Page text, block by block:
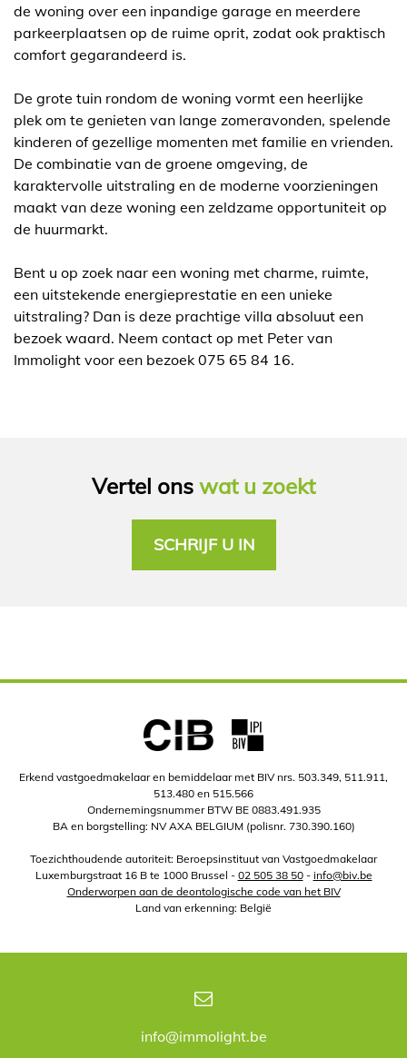
de woning over een inpandige garage en meerdere
parkeerplaatsen op de ruime oprit, zodat ook praktisch
comfort gegarandeerd is.
De grote tuin rondom de woning vormt een heerlijke
plek om te genieten van lange zomeravonden, spelende
kinderen of gezellige momenten met familie en vrienden.
De combinatie van de groene omgeving, de
karaktervolle uitstraling en de moderne voorzieningen
maakt van deze woning een zeldzame opportuniteit op
de huurmarkt.
Bent u op zoek naar een woning met charme, ruimte,
een uitstekende energieprestatie en een unieke
uitstraling? Dan is deze prachtige villa absoluut een
bezoek waard. Neem contact op met Peter van
Immolight voor een bezoek 075 65 84 16.
Vertel ons wat u zoekt
SCHRIJF U IN
Erkend vastgoedmakelaar en bemiddelaar met BIV nrs. 503.349, 511.911,
513.480 en 515.566
Ondernemingsnummer BTW BE 0883.491.935
BA en borgstelling: NV AXA BELGIUM (polisnr. 730.390.160)
Toezichthoudende autoriteit: Beroepsinstituut van Vastgoedmakelaar
Luxemburgstraat 16 B te 1000 Brussel - 02 505 38 50- info@biv.be
Onderworpen aan de deontologische code van het BIV
Land van erkenning: België
info@immolight.be